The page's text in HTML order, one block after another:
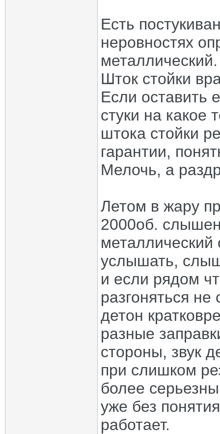
Есть
неровностях
Шток стойки
Если оставить
стуки на какое
штока стойки
гарантии,
Мелочь, а
Летом в жару
2000об.
металлический
услышать,
и если рядом
разгоняться
детон
разные
стороны, звук
при слишком
более
уже без
работает.